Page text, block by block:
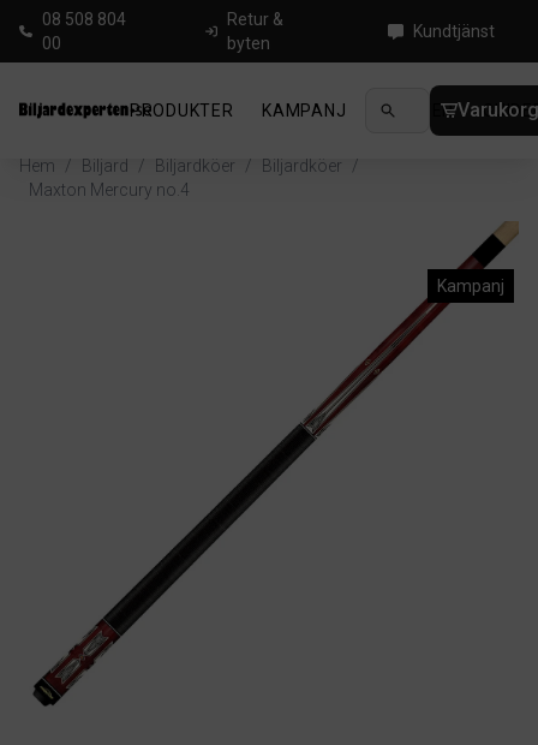
08 508 804
00
Retur &
byten
Kundtjänst
PRODUKTER KAMPANJ NYHETER
Hem / Biljard / Biljardköer / Biljardköer
/
Maxton Mercury no.4
Kampanj